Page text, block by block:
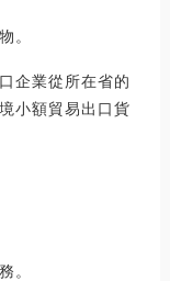
。
企業從所在省的
小額貿易出口貨
。